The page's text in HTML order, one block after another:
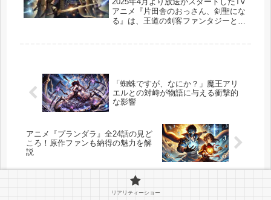
アニメ『片田舎のおっさん、剣聖にな
る』は、王道の剣客ファンタジーとし
「蜘蛛ですが、なにか？」魔王アリ
エルとの対峙が物語に与える衝撃的
な影響
アニメ『プランダラ』全24話の見ど
ころ！原作ファンも納得の魅力を解
説
リアリティーショー